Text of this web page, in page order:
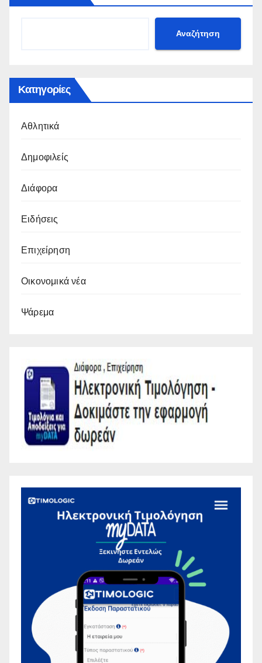
Αναζήτηση
Κατηγορίες
Αθλητικά
Δημοφιλείς
Διάφορα
Ειδήσεις
Επιχείρηση
Οικονομικά νέα
Ψάρεμα